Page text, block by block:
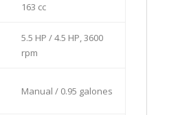
163 cc
5.5 HP / 4.5 HP, 3600
rpm
Manual / 0.95 galones